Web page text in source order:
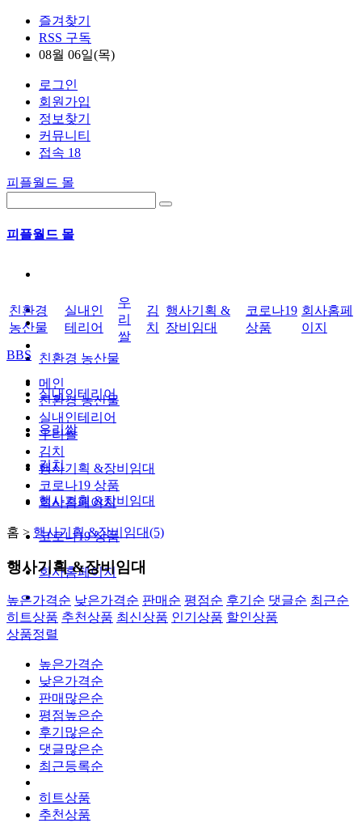
즐겨찾기
RSS 구독
08월 06일(목)
로그인
회원가입
정보찾기
커뮤니티
접속 18
피플월드 몰
피플월드 몰
친환경 농산물
실내인테리어
우리쌀
김치
행사기획 &장비임대
코로나19 상품
회사홈페이지
친환경
농산물
실내인
테리어
우
리
쌀
김
치
행사기획 &
장비임대
코로나19
상품
회사홈페
이지
BBS
메인
친환경 농산물
실내인테리어
우리쌀
김치
행사기획 &장비임대
코로나19 상품
회사홈페이지
홈 > 행사기획 &장비임대(5)
행사기획 &장비임대
높은가격순 낮은가격순 판매순 평점순 후기순 댓글순 최근순
히트상품 추천상품 최신상품 인기상품 할인상품
상품정렬
높은가격순
낮은가격순
판매많은순
평점높은순
후기많은순
댓글많은순
최근등록순
히트상품
추천상품